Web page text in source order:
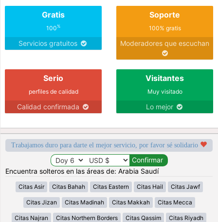
Gratis
100%
Servicios gratuitos
Soporte
100% gratis
Moderadores que escuchan
Serio
perfiles de calidad
Calidad confirmada
Visitantes
Muy visitado
Lo mejor
Trabajamos duro para darte el mejor servicio, por favor sé solidario
Encuentra solteros en las áreas de: Arabia Saudí
Citas Asir Citas Bahah Citas Eastern Citas Hail Citas Jawf
Citas Jizan Citas Madinah Citas Makkah Citas Mecca
Citas Najran Citas Northern Borders Citas Qassim Citas Riyadh